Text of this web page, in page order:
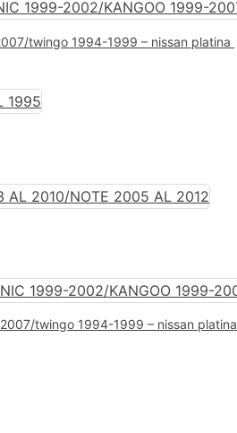
twingo 1994-1999 – nissan platina
twingo 1994-1999 – nissan platina